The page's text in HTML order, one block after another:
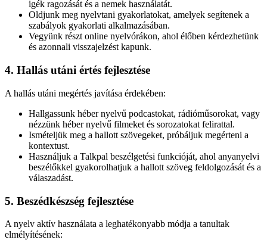
igék ragozását és a nemek használatát.
Oldjunk meg nyelvtani gyakorlatokat, amelyek segítenek a
szabályok gyakorlati alkalmazásában.
Vegyünk részt online nyelvórákon, ahol élőben kérdezhetünk
és azonnali visszajelzést kapunk.
4. Hallás utáni értés fejlesztése
A hallás utáni megértés javítása érdekében:
Hallgassunk héber nyelvű podcastokat, rádióműsorokat, vagy
nézzünk héber nyelvű filmeket és sorozatokat felirattal.
Ismételjük meg a hallott szövegeket, próbáljuk megérteni a
kontextust.
Használjuk a Talkpal beszélgetési funkcióját, ahol anyanyelvi
beszélőkkel gyakorolhatjuk a hallott szöveg feldolgozását és a
válaszadást.
5. Beszédkészség fejlesztése
A nyelv aktív használata a leghatékonyabb módja a tanultak
elmélyítésének: